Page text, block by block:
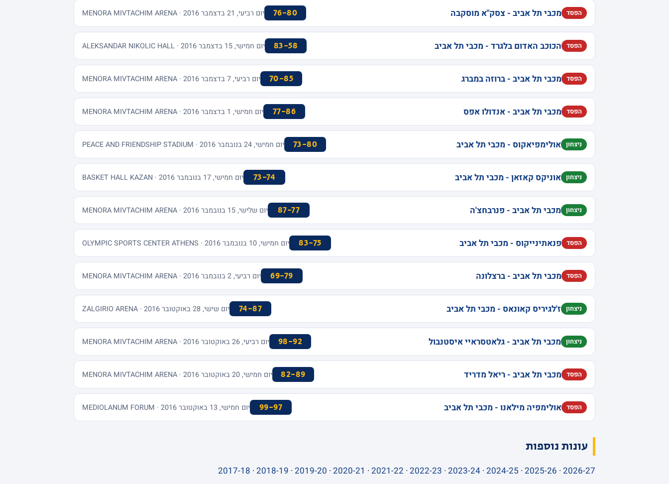
הפסד מכבי תל אביב - צסק"א מוסקבה 76-80 יום רביעי, 21 בדצמבר 2016 · MENORA MIVTACHIM ARENA
הפסד הכוכב האדום בלגרד - מכבי תל אביב 83-58 יום חמישי, 15 בדצמבר 2016 · ALEKSANDAR NIKOLIC HALL
הפסד מכבי תל אביב - ברוזה במברג 70-85 יום רביעי, 7 בדצמבר 2016 · MENORA MIVTACHIM ARENA
הפסד מכבי תל אביב - אנדולו אפס 77-86 יום חמישי, 1 בדצמבר 2016 · MENORA MIVTACHIM ARENA
ניצחון אולימפיאקוס - מכבי תל אביב 73-80 יום חמישי, 24 בנובמבר 2016 · PEACE AND FRIENDSHIP STADIUM
ניצחון אוניקס קאזאן - מכבי תל אביב 73-74 יום חמישי, 17 בנובמבר 2016 · BASKET HALL KAZAN
ניצחון מכבי תל אביב - פנרבחצ'ה 87-77 יום שלישי, 15 בנובמבר 2016 · MENORA MIVTACHIM ARENA
הפסד פנאתינייקוס - מכבי תל אביב 83-75 יום חמישי, 10 בנובמבר 2016 · OLYMPIC SPORTS CENTER ATHENS
הפסד מכבי תל אביב - ברצלונה 69-79 יום רביעי, 2 בנובמבר 2016 · MENORA MIVTACHIM ARENA
ניצחון ז'לגיריס קאונאס - מכבי תל אביב 74-87 יום שישי, 28 באוקטובר 2016 · ZALGIRIO ARENA
ניצחון מכבי תל אביב - גלאטסראיי איסטנבול 98-92 יום רביעי, 26 באוקטובר 2016 · MENORA MIVTACHIM ARENA
הפסד מכבי תל אביב - ריאל מדריד 82-89 יום חמישי, 20 באוקטובר 2016 · MENORA MIVTACHIM ARENA
הפסד אולימפיה מילאנו - מכבי תל אביב 99-97 יום חמישי, 13 באוקטובר 2016 · MEDIOLANUM FORUM
עונות נוספות
2026-27
·
2025-26
·
2024-25
·
2023-24
·
2022-23
·
2021-22
·
2020-21
·
2019-20
·
2018-19
·
2017-18